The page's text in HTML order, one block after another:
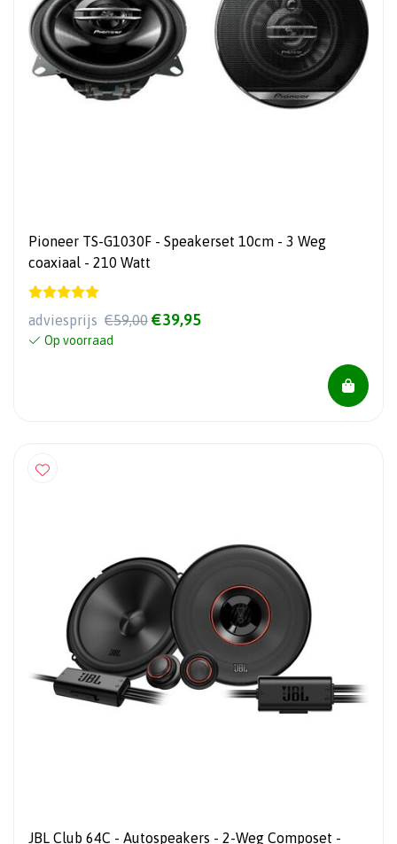
Pioneer TS-G1030F - Speakerset 10cm - 3 Weg
coaxiaal - 210 Watt
adviesprijs €59,00 €39,95
Op voorraad
JBL Club 64C - Autospeakers - 2-Weg Composet -